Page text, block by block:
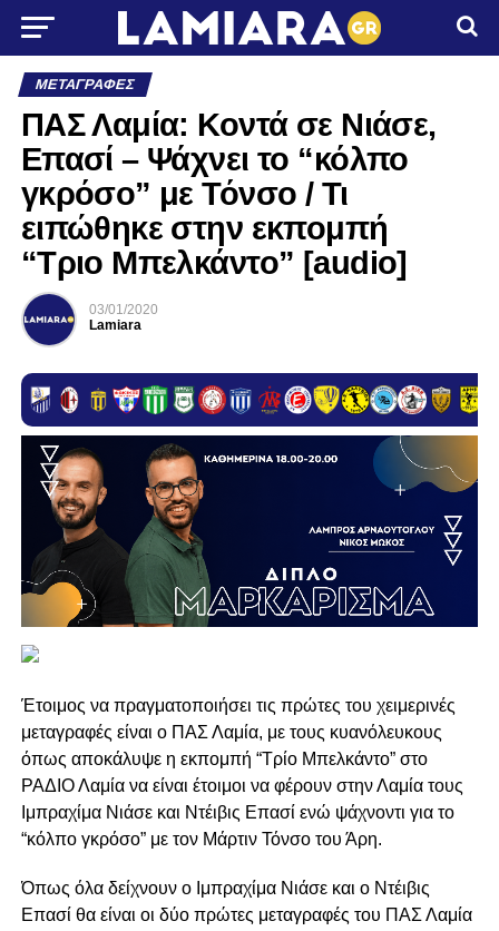
ΜΕΤΑΓΡΑΦΈΣ
ΠΑΣ Λαμία: Κοντά σε Νιάσε,
Επασί – Ψάχνει το “κόλπο
γκρόσο” με Τόνσο / Τι
ειπώθηκε στην εκπομπή
“Τριο Μπελκάντο” [audio]
03/01/2020
Lamiara
Έτοιμος να πραγματοποιήσει τις πρώτες του χειμερινές
μεταγραφές είναι ο ΠΑΣ Λαμία, με τους κυανόλευκους
όπως αποκάλυψε η εκπομπή “Τρίο Μπελκάντο” στο
ΡΑΔΙΟ Λαμία να είναι έτοιμοι να φέρουν στην Λαμία τους
Ιμπραχίμα Νιάσε και Ντέιβις Επασί ενώ ψάχνοντι για το
“κόλπο γκρόσο” με τον Μάρτιν Τόνσο του Άρη.
Όπως όλα δείχνουν ο Ιμπραχίμα Νιάσε και ο Ντέιβις
Επασί θα είναι οι δύο πρώτες μεταγραφές του ΠΑΣ Λαμία